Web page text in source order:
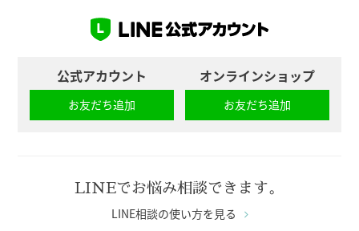
公式アカウント
お友だち追加
オンラインショップ
お友だち追加
LINEでお悩み相談できます。
LINE相談の使い方を見る